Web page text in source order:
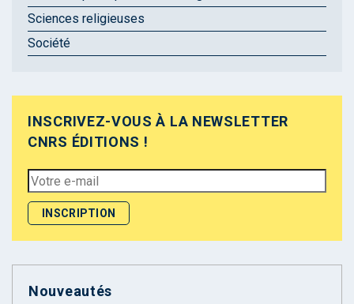
Sciences religieuses
Société
INSCRIVEZ-VOUS À LA NEWSLETTER
CNRS ÉDITIONS !
Nouveautés